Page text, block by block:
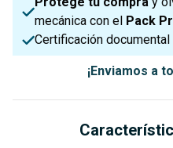
mecánica con el Pack
Certificación
¡Enviamos a